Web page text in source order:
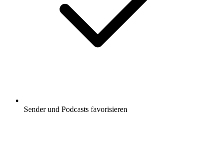
Sender und Podcasts favorisieren